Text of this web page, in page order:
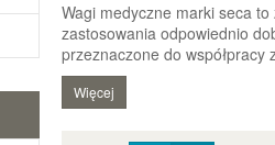
Wagi medyczne marki seca
zastosowania odpowiednio
przeznaczone do
Więcej